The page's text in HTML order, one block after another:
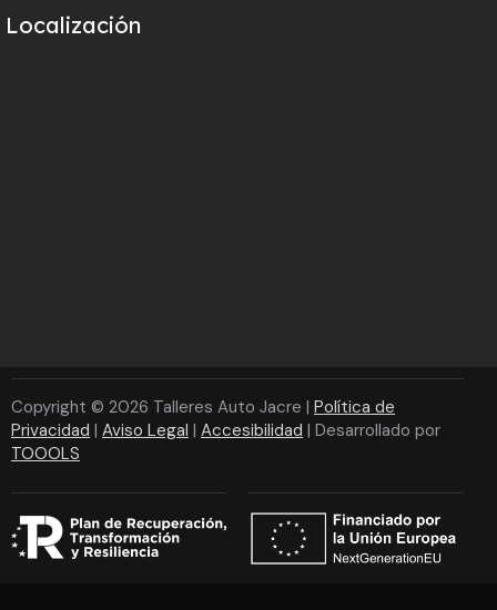
Localización
Copyright © 2026 Talleres Auto Jacre | Política de
Privacidad | Aviso Legal | Accesibilidad | Desarrollado por
TOOOLS